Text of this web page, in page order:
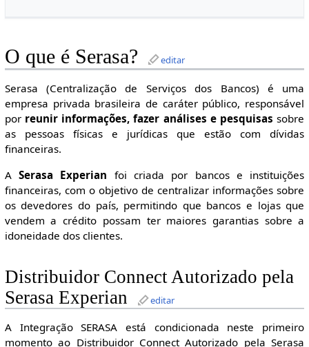
O que é Serasa? editar
Serasa (Centralização de Serviços dos Bancos) é uma
empresa privada brasileira de caráter público, responsável
por reunir informações, fazer análises e pesquisas sobre
as pessoas físicas e jurídicas que estão com dívidas
financeiras.
ASerasa Experian foi criada por bancos e instituições
financeiras, com o objetivo de centralizar informações sobre
os devedores do país, permitindo que bancos e lojas que
vendem a crédito possam ter maiores garantias sobre a
idoneidade dos clientes.
Distribuidor Connect Autorizado pela
Serasa Experian
editar
A Integração SERASA está condicionada neste primeiro
momento ao Distribuidor Connect Autorizado pela Serasa